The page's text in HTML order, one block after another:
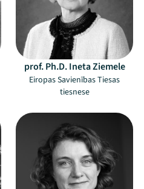
prof. Ph.D. Ineta Ziemele
Eiropas Savienības Tiesas
tiesnese